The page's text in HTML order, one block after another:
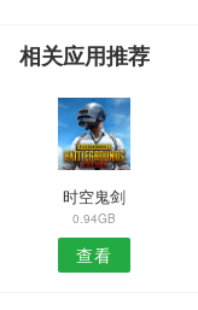
相关应用推荐
时空鬼剑
0.94GB
查看